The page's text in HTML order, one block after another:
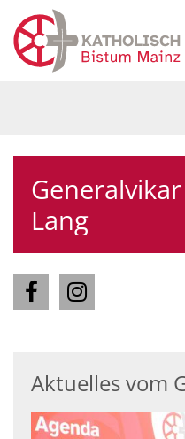
Zum Inhalt springen
Lang
Aktuelles vom